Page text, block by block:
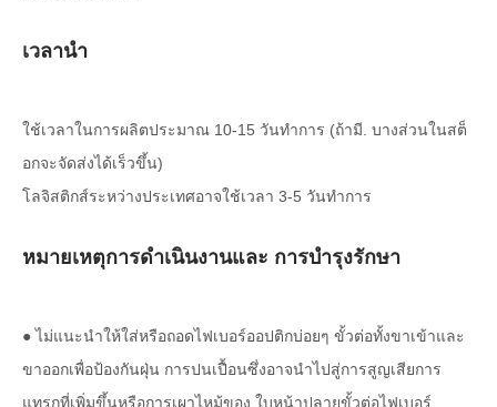
เวลานำ
ใช้เวลาในการผลิตประมาณ 10-15 วันทำการ (ถ้ามี. บางส่วนในสต็
อกจะจัดส่งได้เร็วขึ้น)
โลจิสติกส์ระหว่างประเทศอาจใช้เวลา 3-5 วันทำการ
หมายเหตุการดำเนินงานและ การบำรุงรักษา
● ไม่แนะนำให้ใส่หรือถอดไฟเบอร์ออปติกบ่อยๆ ขั้วต่อทั้งขาเข้าและ
ขาออกเพื่อป้องกันฝุ่น การปนเปื้อนซึ่งอาจนำไปสู่การสูญเสียการ
แทรกที่เพิ่มขึ้นหรือการเผาไหม้ของ ใบหน้าปลายขั้วต่อไฟเบอร์